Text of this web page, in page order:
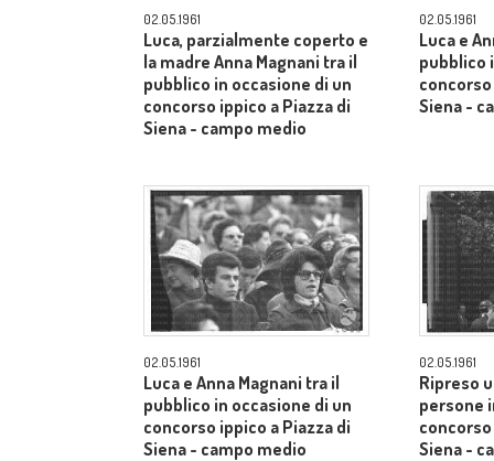
02.05.1961
Luca, parzialmente coperto e
la madre Anna Magnani tra il
pubblico in occasione di un
concorso ippico a Piazza di
Siena - campo medio
02.05.1961
Luca e
pubblico
Siena -
02.05.1961
Luca e Anna Magnani tra il
pubblico in occasione di un
concorso ippico a Piazza di
Siena - campo medio
02.05.1961
Ripreso
persone
Siena -